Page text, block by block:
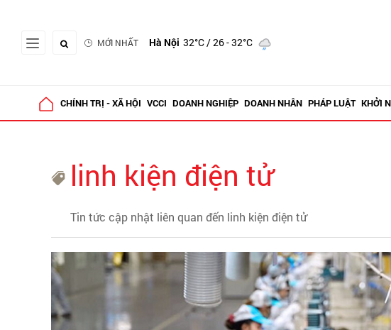
MỚI NHẤT Hà Nội 32°C/ 26 - 32°C
CHÍNH TRỊ - XÃ HỘI VCCI DOANH NGHIỆP DOANH NHÂN PHÁP LUẬT KHỞI
linh kiện điện tử
Tin tức cập nhật liên quan đến linh kiện điện tử